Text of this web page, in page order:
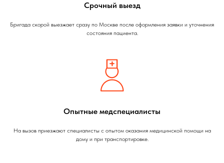
Срочный выезд
Бригада скорой выезжает сразу по Москве после оформления заявки и уточнения
состояния пациента.
Опытные медспециалисты
На вызов приезжают специалисты с опытом оказания медицинской помощи на
дому и при транспортировке.